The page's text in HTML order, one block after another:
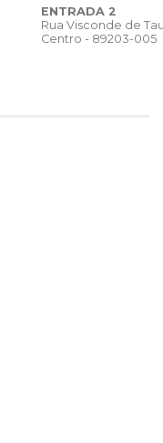
ENTRADA 2
Rua Visconde de
Centro - 89203-005